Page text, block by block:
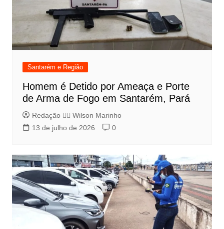
Santarém e Região
Homem é Detido por Ameaça e Porte
de Arma de Fogo em Santarém, Pará
Redação 👨‍⚖️​ Wilson Marinho
13 de julho de 2026
0